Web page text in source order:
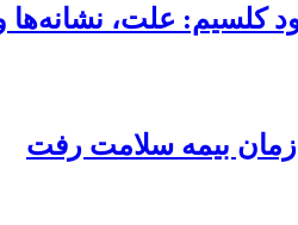
کلسیم: علت،
بیمه سلامت رفت